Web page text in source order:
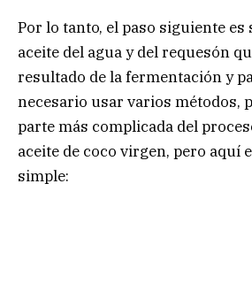
Por lo tanto, el paso siguiente es
aceite del agua y del requesón
resultado de la fermentación y
necesario usar varios métodos,
parte más complicada del
aceite de coco virgen, pero aquí
simple: